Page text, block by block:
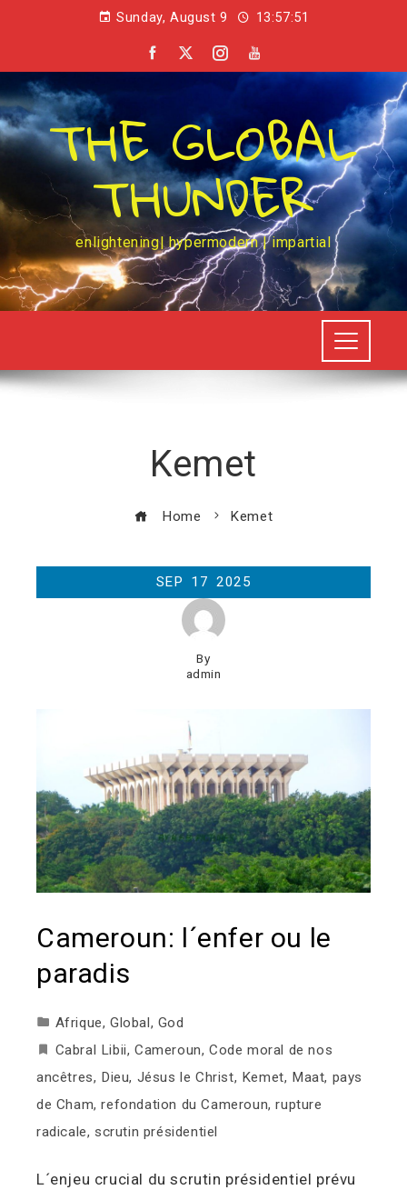
Sunday, August 9 13:57:52
THE GLOBAL
THUNDER
enlightening| hypermodern | impartial
Kemet
Home Kemet
SEP 17 2025
By
admin
Cameroun: l´enfer ou le
paradis
Afrique,Global , God
Cabral Libii,Cameroun,Code moral de nos
ancêtres, Dieu, Jésus le Christ, Kemet, Maat, pays
de Cham,refondation du Cameroun,rupture
radicale,scrutin présidentiel
L´enjeu crucial du scrutin présidentiel prévu